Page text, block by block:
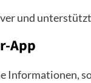
und
App